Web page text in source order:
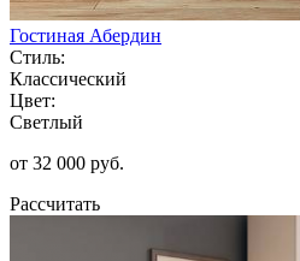
Гостиная Абердин
Стиль:
Классический
Цвет:
Светлый
от 32 000 руб.
Рассчитать